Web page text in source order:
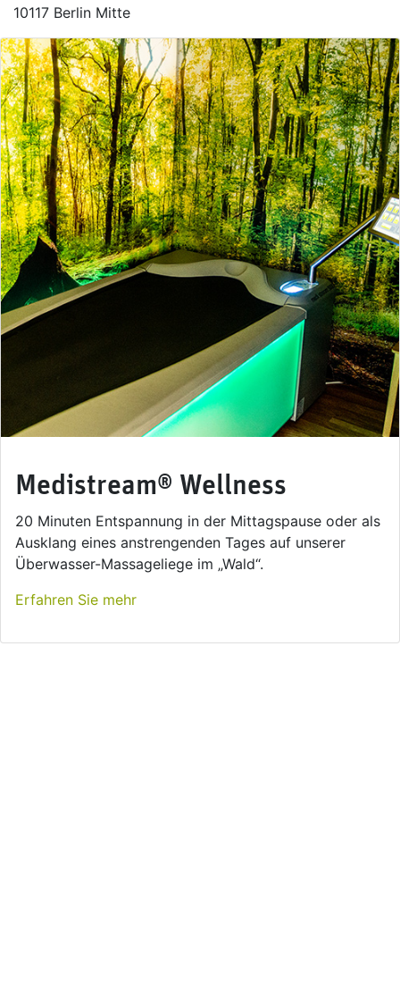
10117 Berlin Mitte
Medistream® Wellness
20 Minuten Entspannung in der Mittagspause oder als
Ausklang eines anstrengenden Tages auf unserer
Überwasser-Massageliege im „Wald“.
Erfahren Sie mehr